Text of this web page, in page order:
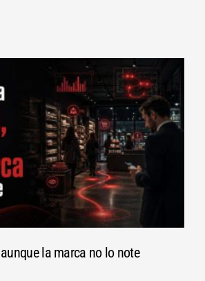
la marca no lo note